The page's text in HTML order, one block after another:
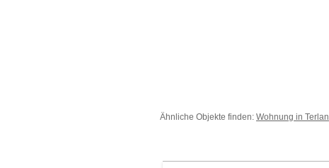
Ähnliche Objekte finden: Wohnung in Terlan